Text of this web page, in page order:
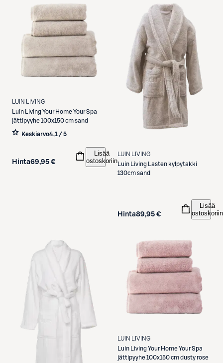
LUIN LIVING
Luin Living Your Home Your Spa
jättipyyhe 100x150 cm sand
Keskiarvo4,1 / 5
Hinta69,95 €
Lisää
ostoskoriin
LUIN LIVING
Luin Living Lasten kylpytakki
130cm sand
Hinta89,95 €
Lisää
ostoskoriin
LUIN LIVING
Luin Living Your Home Your Spa
jättipyyhe 100x150 cm dusty rose